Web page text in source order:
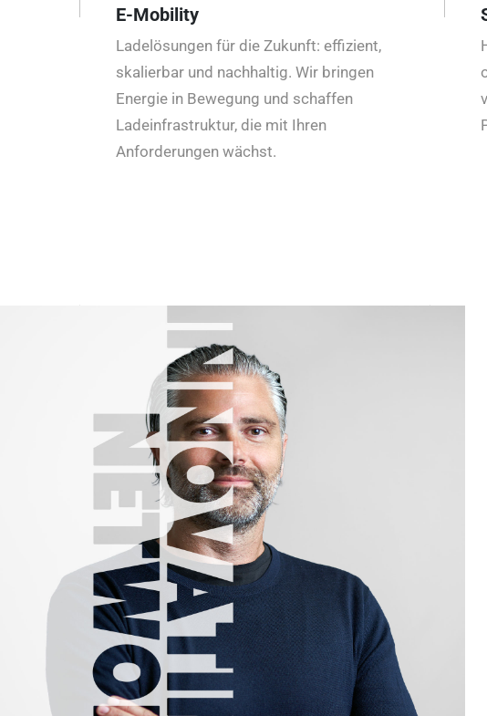
E-Mobility
Ladelösungen für die Zukunft: effizient,
skalierbar und nachhaltig. Wir bringen
Energie in Bewegung und schaffen
Ladeinfrastruktur, die mit Ihren
Anforderungen wächst.